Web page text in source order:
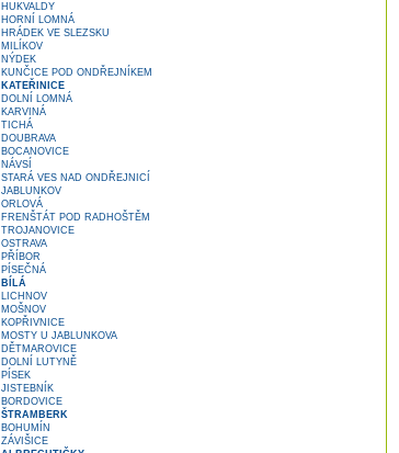
HUKVALDY
HORNÍ LOMNÁ
HRÁDEK VE SLEZSKU
MILÍKOV
NÝDEK
KUNČICE POD ONDŘEJNÍKEM
KATEŘINICE
DOLNÍ LOMNÁ
KARVINÁ
TICHÁ
DOUBRAVA
BOCANOVICE
NÁVSÍ
STARÁ VES NAD ONDŘEJNICÍ
JABLUNKOV
ORLOVÁ
FRENŠTÁT POD RADHOŠTĚM
TROJANOVICE
OSTRAVA
PŘÍBOR
PÍSEČNÁ
BÍLÁ
LICHNOV
MOŠNOV
KOPŘIVNICE
MOSTY U JABLUNKOVA
DĚTMAROVICE
DOLNÍ LUTYNĚ
PÍSEK
JISTEBNÍK
BORDOVICE
ŠTRAMBERK
BOHUMÍN
ZÁVIŠICE